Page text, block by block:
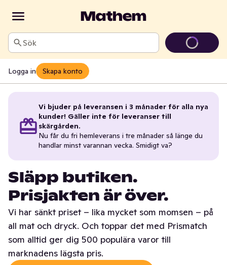
Sök
Logga in Skapa konto
Vi bjuder på leveransen i 3 månader för alla nya
kunder! Gäller inte för leveranser till
skärgården.
Nu får du fri hemleverans i tre månader så länge du
handlar minst varannan vecka. Smidigt va?
Släpp butiken.
Prisjakten är över.
Vi har sänkt priset – lika mycket som momsen – på
all mat och dryck. Och toppar det med Prismatch
som alltid ger dig 500 populära varor till
marknadens lägsta pris.